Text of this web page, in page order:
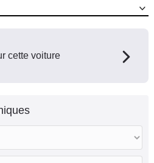
cette voiture